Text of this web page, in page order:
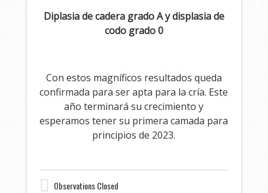
Diplasia de cadera grado A y displasia de
codo grado 0
Con estos magníficos resultados queda
confirmada para ser apta para la cría. Este
año terminará su crecimiento y
esperamos tener su primera camada para
principios de 2023.
Observations Closed